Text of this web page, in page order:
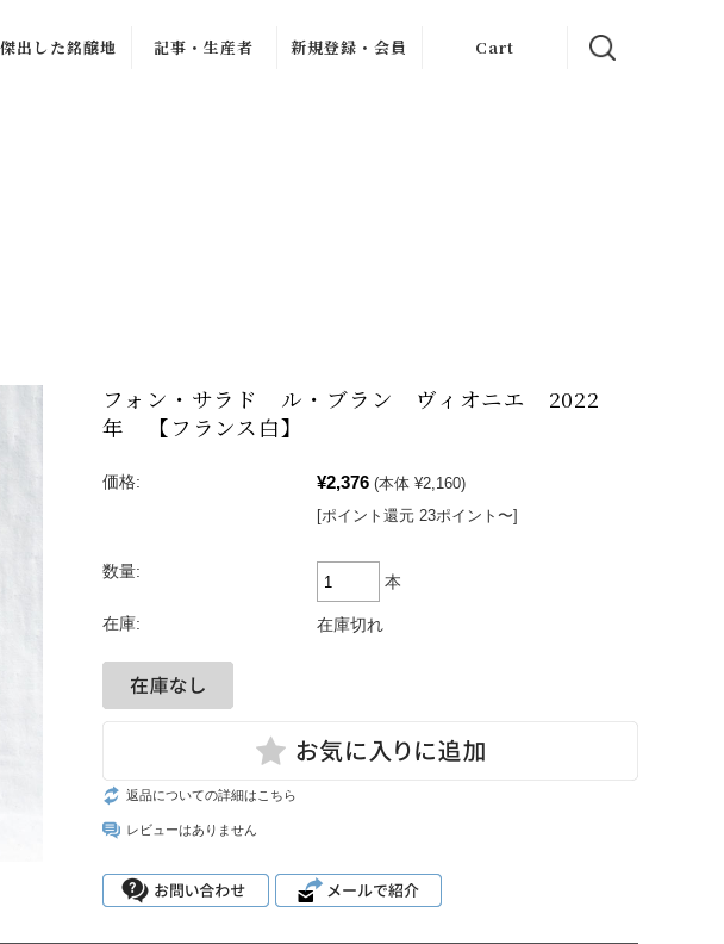
傑出した銘醸地
ピュリニー・モンラッシェ
シャサーニュ・モンラッシェ
記事・生産者
マルセル・ダイス
新規登録・会員 Cart
フォン・サラド ル・ブラン ヴィオニエ 2022
年 【フランス白】
価格: ¥2,376 (本体 ¥2,160)
[ポイント還元 23ポイント〜]
数量:
本
在庫: 在庫切れ
返品についての詳細はこちら
レビューはありません